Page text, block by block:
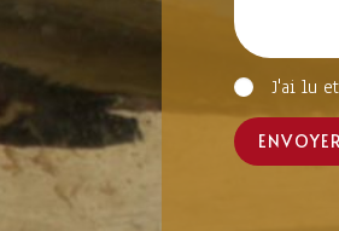
J'ai lu
ENVOYER